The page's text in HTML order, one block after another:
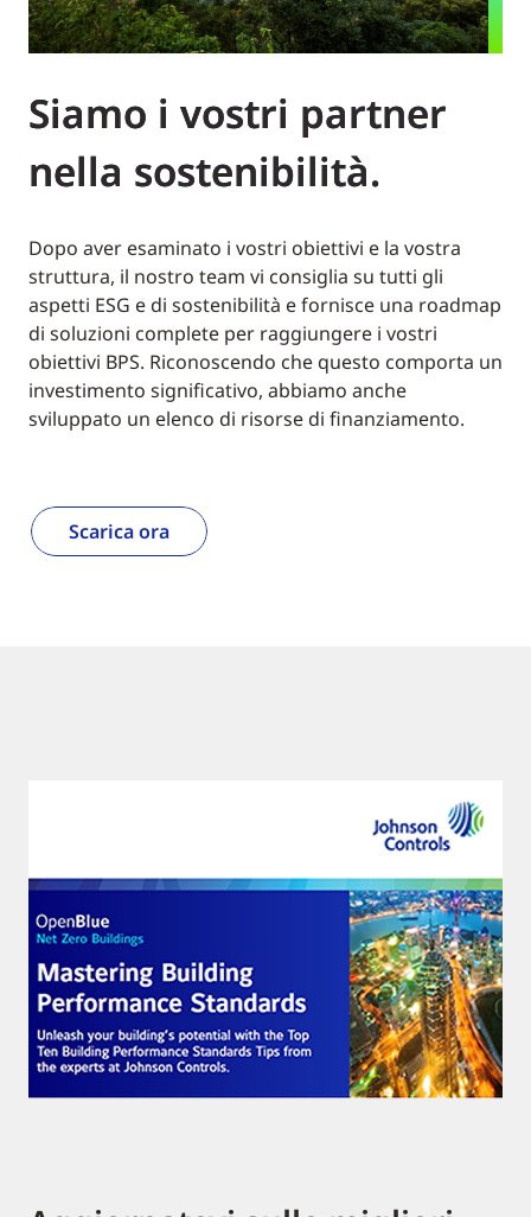
Siamo i vostri partner
nella sostenibilità.
Dopo aver esaminato i vostri obiettivi e la vostra
struttura, il nostro team vi consiglia su tutti gli
aspetti ESG e di sostenibilità e fornisce una roadmap
di soluzioni complete per raggiungere i vostri
obiettivi BPS. Riconoscendo che questo comporta un
investimento significativo, abbiamo anche
sviluppato un elenco di risorse di finanziamento.
Scarica ora